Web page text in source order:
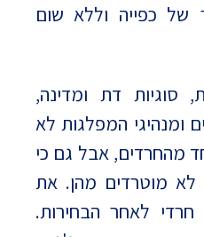
של כפייה וללא שום
סוגיות דת ומדינה,
ומנהיגי המפלגות לא
מהחרדים, אבל גם כי
לא מוטרדים מהן. את
לאחר הבחירות.